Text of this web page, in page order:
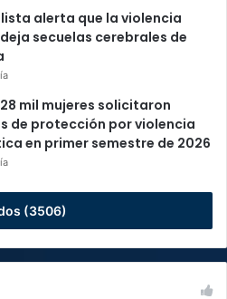
alerta que la violencia
secuelas cerebrales de
mil mujeres solicitaron
de protección por violencia
en primer semestre de 2026
(3506)